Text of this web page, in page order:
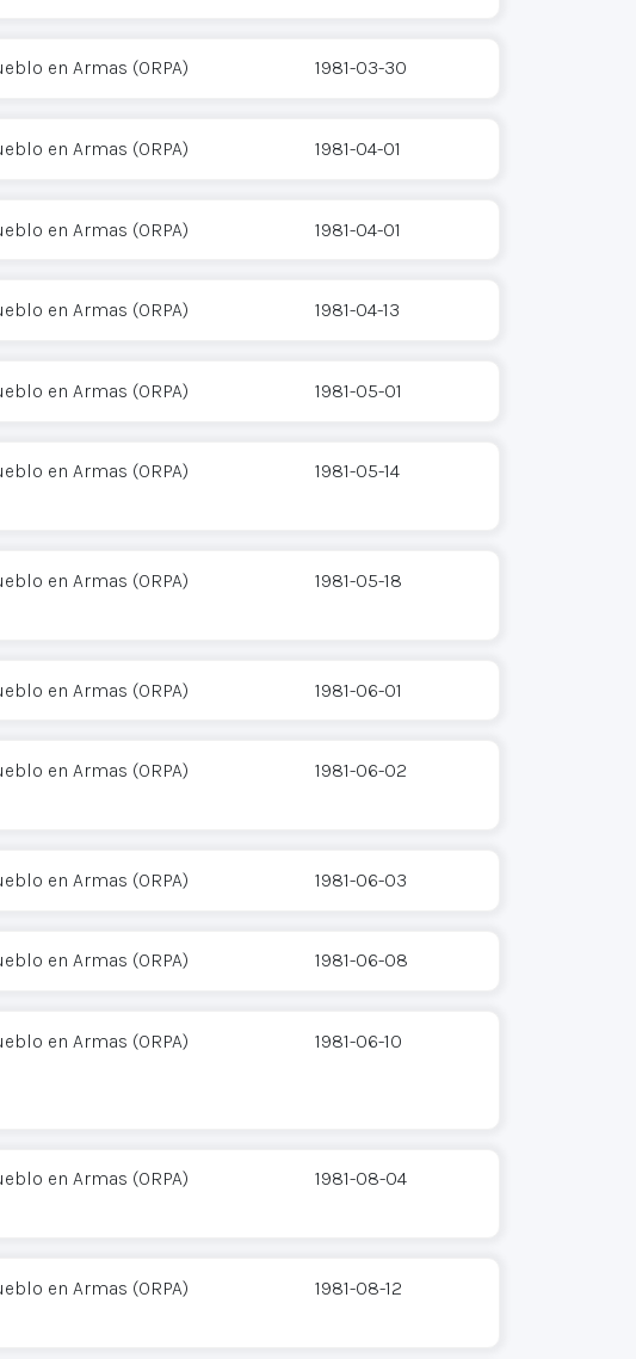
en Armas (ORPA) 1981-03-30
en Armas (ORPA) 1981-04-01
en Armas (ORPA) 1981-04-01
en Armas (ORPA) 1981-04-13
en Armas (ORPA) 1981-05-01
en Armas (ORPA) 1981-05-14
en Armas (ORPA) 1981-05-18
en Armas (ORPA) 1981-06-01
en Armas (ORPA) 1981-06-02
en Armas (ORPA) 1981-06-03
en Armas (ORPA) 1981-06-08
en Armas (ORPA) 1981-06-10
en Armas (ORPA) 1981-08-04
en Armas (ORPA) 1981-08-12